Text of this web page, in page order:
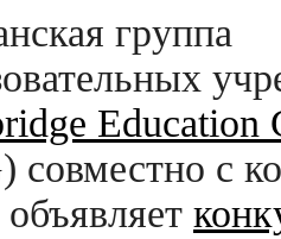
группа
Education
совместно с
объявляет